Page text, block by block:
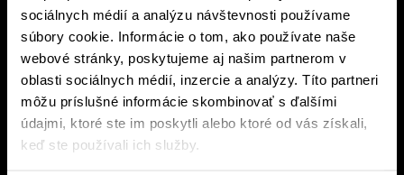
sociálnych médií a analýzu návštevnosti používame
súbory cookie. Informácie o tom, ako používate naše
webové stránky, poskytujeme aj našim partnerom v
oblasti sociálnych médií, inzercie a analýzy. Títo partneri
môžu príslušné informácie skombinovať s ďalšími
údajmi, ktoré ste im poskytli alebo ktoré od vás získali,
keď ste používali ich služby.
JEEP
COMPASS 1.3 TURBO PHEV HIGH
11 871km